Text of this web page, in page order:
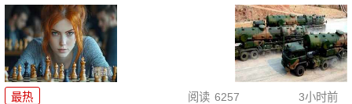
最热 阅读 6257 3小时前